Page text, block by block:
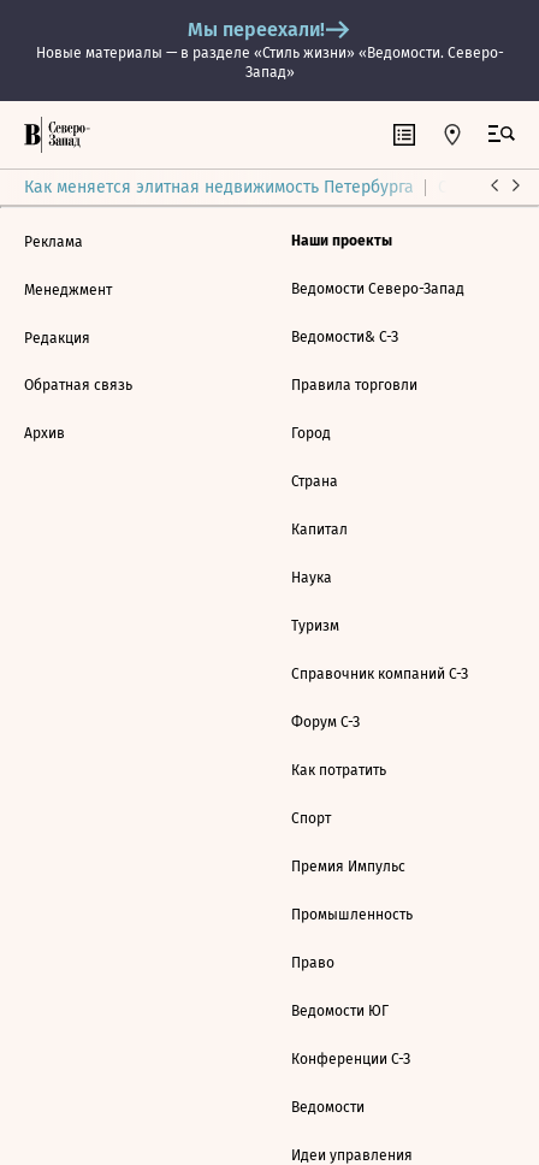
Мы переехали!
Новые материалы — в разделе «Стиль жизни» «Ведомости. Северо-
Запад»
Как меняется элитная недвижимость Петербурга Ситуация
Реклама
Менеджмент
Редакция
Обратная связь
Архив
Наши проекты
Ведомости Северо-Запад
Ведомости& С-З
Правила торговли
Город
Страна
Капитал
Наука
Туризм
Справочник компаний С-З
Форум С-З
Как потратить
Спорт
Премия Импульс
Промышленность
Право
Ведомости ЮГ
Конференции С-З
Ведомости
Идеи управления